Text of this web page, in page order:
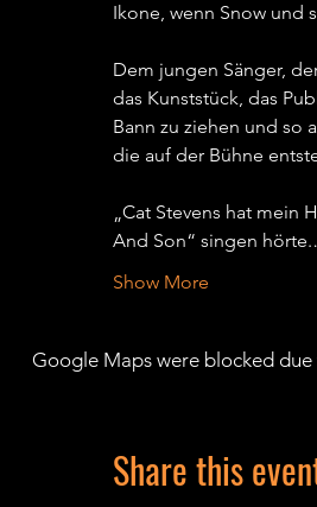
Ikone, wenn Snow und
Dem jungen Sänger,
das Kunststück, das
Bann zu ziehen und so
die auf der Bühne
„Cat Stevens hat mein
And Son“ singen
Show More
Google Maps were blocked
Share this